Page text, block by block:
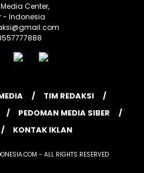
Center,
- Indonesia
TIM REDAKSI
PEDOMAN MEDIA SIBER
KONTAK IKLAN
- ALL RIGHTS RESERVED